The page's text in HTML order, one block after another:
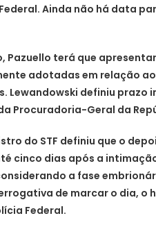
Ainda não há data
Pazuello terá que
adotadas em relação
Lewandowski definiu prazo
Procuradoria-Geral da
do STF definiu que o
cinco dias após a
a fase
de marcar o dia, o
Federal.